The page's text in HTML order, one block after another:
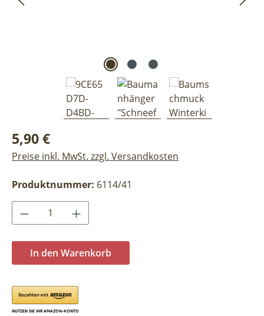
Regulärer Preis:
5,90 €
Preise inkl. MwSt. zzgl. Versandkosten
Produktnummer: 6114/41
Produkt Anzahl: Gib den gewünschten
In den Warenkorb